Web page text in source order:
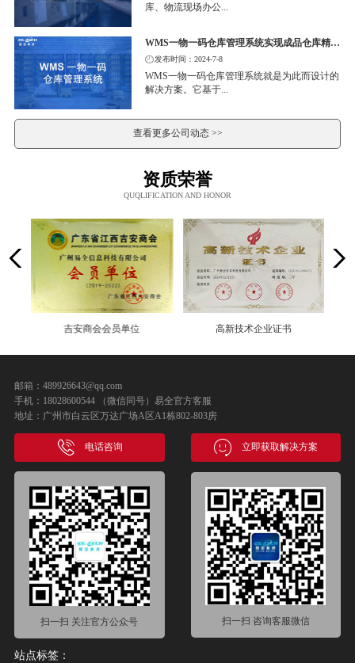
库、物流现场办公...
WMS一物一码仓库管理系统实现成品仓库精细化管理
发布时间：2024-7-8
WMS一物一码仓库管理系统就是为此而设计的
解决方案。它基于...
查看更多公司动态 >>
资质荣誉
QUQLIFICATION AND HONOR
高新技术企业证书 易全软件登记证书
邮箱：489926643@qq.com
手机：18028600544 （微信同号）易全官方客服
地址：广州市白云区万达广场A区A1栋802-803房
电话咨询 立即获取解决方案
扫一扫 关注官方公众号 扫一扫 咨询客服微信
站点标签：